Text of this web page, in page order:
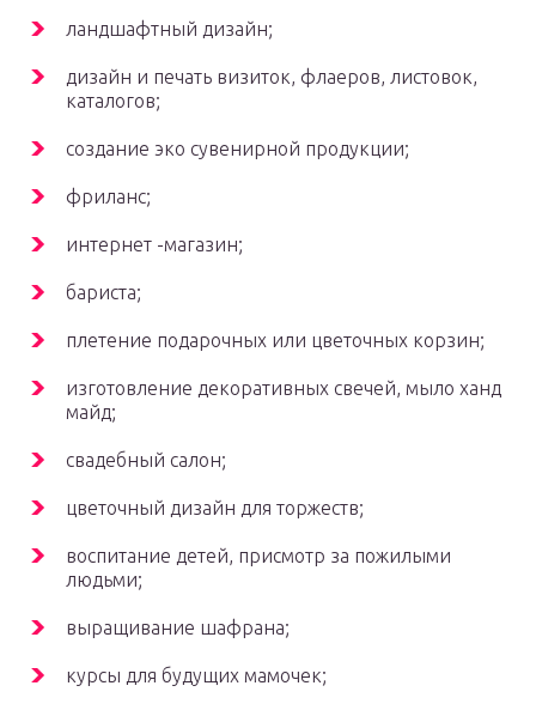
ландшафтный дизайн;
дизайн и печать визиток, флаеров, листовок,
каталогов;
создание эко сувенирной продукции;
фриланс;
интернет -магазин;
бариста;
плетение подарочных или цветочных корзин;
изготовление декоративных свечей, мыло ханд
майд;
свадебный салон;
цветочный дизайн для торжеств;
воспитание детей, присмотр за пожилыми
людьми;
выращивание шафрана;
курсы для будущих мамочек;